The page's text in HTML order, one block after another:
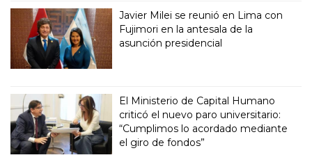
Javier Milei se reunió en Lima con
Fujimori en la antesala de la
asunción presidencial
El Ministerio de Capital Humano
criticó el nuevo paro universitario:
“Cumplimos lo acordado mediante
el giro de fondos”